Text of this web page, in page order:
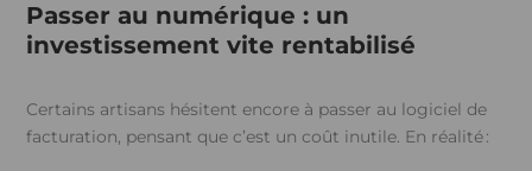
Passer au numérique : un
investissement vite rentabilisé
Certains artisans hésitent encore à passer au logiciel de
facturation, pensant que c’est un coût inutile. En réalité :